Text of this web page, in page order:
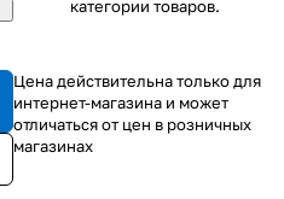
категории товаров.
Цена действительна только для
интернет-магазина и может
отличаться от цен в розничных
магазинах